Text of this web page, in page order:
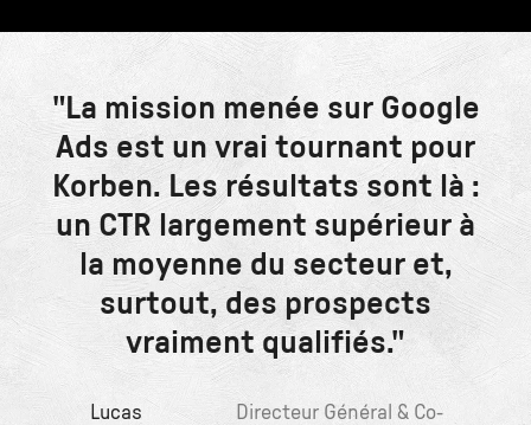
"La mission menée sur Google
Ads est un vrai tournant pour
Korben. Les résultats sont là :
un CTR largement supérieur à
la moyenne du secteur et,
surtout, des prospects
vraiment qualifiés."
Lucas
Directeur Général & Co-